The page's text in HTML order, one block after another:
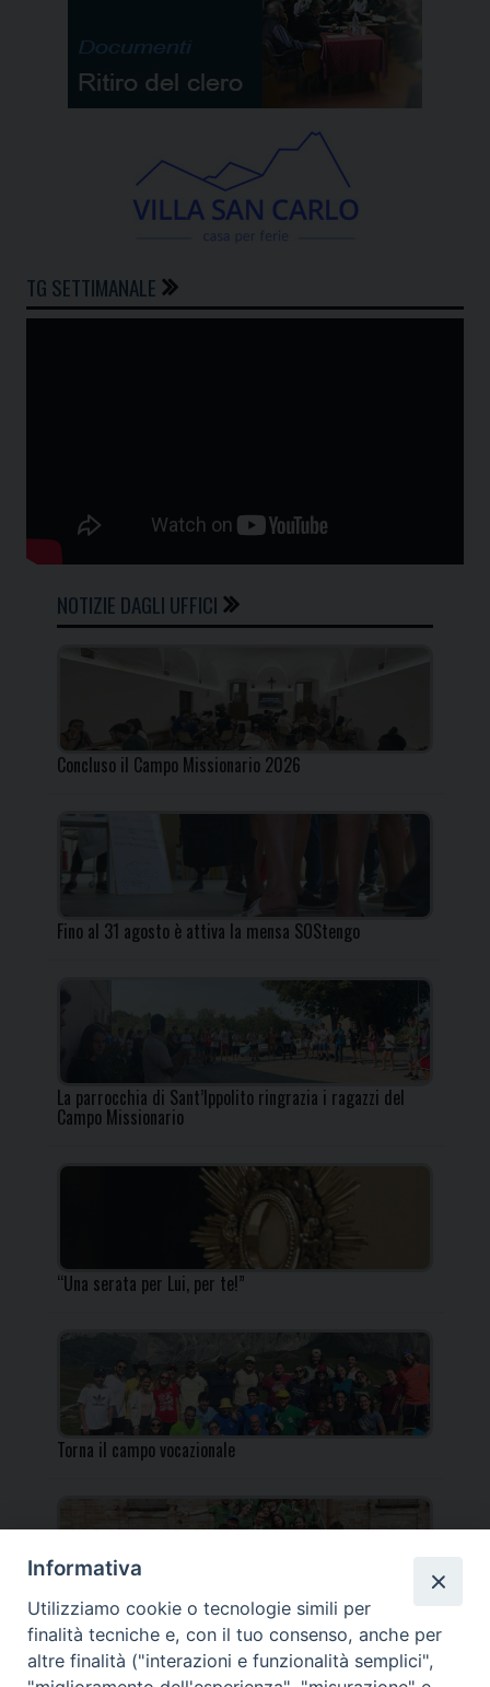
TG SETTIMANALE
NOTIZIE DAGLI UFFICI
Concluso il Campo Missionario 2026
Fino al 31 agosto è attiva la mensa SOStengo
La parrocchia di Sant’Ippolito ringrazia i ragazzi del
Campo Missionario
“Una serata per Lui, per te!”
Torna il campo vocazionale
Torna il Campo Missionario Diocesano
Informativa
Utilizziamo cookie o tecnologie simili per
finalità tecniche e, con il tuo consenso, anche per
altre finalità ("interazioni e funzionalità semplici",